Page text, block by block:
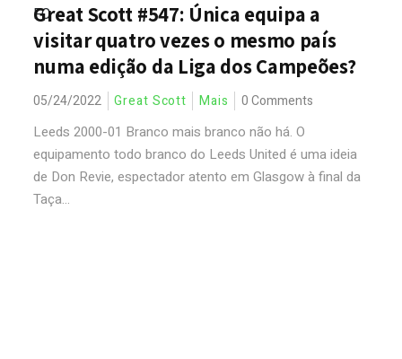
Great Scott #547: Única equipa a
visitar quatro vezes o mesmo país
numa edição da Liga dos Campeões?
05/24/2022 Great Scott Mais 0 Comments
Leeds 2000-01 Branco mais branco não há. O
equipamento todo branco do Leeds United é uma ideia
de Don Revie, espectador atento em Glasgow à final da
Taça...